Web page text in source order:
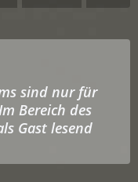
sind nur für
Bereich des
Gast lesend